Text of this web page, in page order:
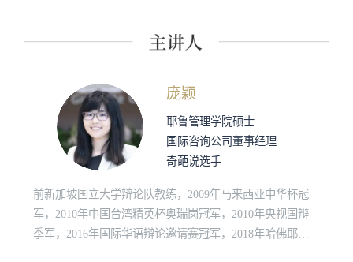
庞颖
耶鲁管理学院硕士
国际咨询公司董事经理
奇葩说选手
前新加坡国立大学辩论队教练，2009年⻢来⻄亚中华杯冠
军，2010年中国台湾精英杯奥瑞岗冠军，2010年央视国辩
季军，2016年国际华语辩论邀请赛冠军，2018年哈佛耶鲁